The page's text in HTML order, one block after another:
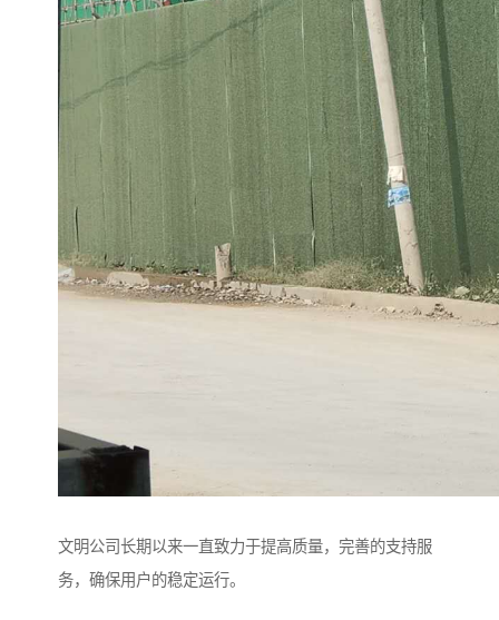
文明公司长期以来一直致力于提高质量，完善的支持服
务，确保用户的稳定运行。